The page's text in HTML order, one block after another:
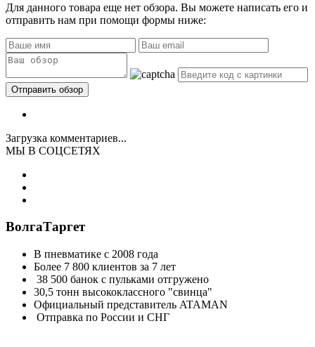
Для данного товара еще нет обзора. Вы можете написать его и
отправить нам при помощи формы ниже:
Загрузка комментариев...
МЫ В СОЦСЕТЯХ
ВолгаТаргет
В пневматике с 2008 года
Более 7 800 клиентов за 7 лет
38 500 банок с пульками отгружено
30,5 тонн высококлассного "свинца"
Официальный представитель ATAMAN
Отправка по России и СНГ